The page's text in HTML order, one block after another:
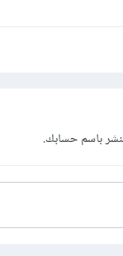
باسم حسابك.